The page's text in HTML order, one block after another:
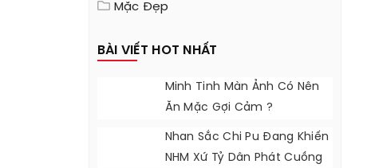
Mặc Đẹp
BÀI VIẾT HOT NHẤT
Minh Tinh Màn Ảnh Có Nên
Ăn Mặc Gợi Cảm ?
Nhan Sắc Chi Pu Đang Khiến
NHM Xứ Tỷ Dân Phát Cuồng